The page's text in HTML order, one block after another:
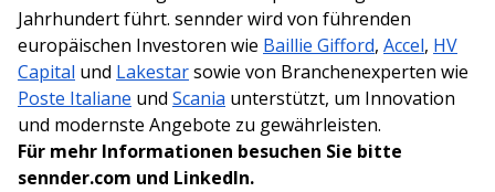
Jahrhundert führt. sennder wird von führenden
europäischen Investoren wie Baillie Gifford, Accel, HV
Capital und Lakestarsowie von Branchenexperten wie
Poste Italiane und Scania unterstützt, um Innovation
und modernste Angebote zu gewährleisten.
Für mehr Informationen besuchen Sie bitte
sennder.com und LinkedIn.